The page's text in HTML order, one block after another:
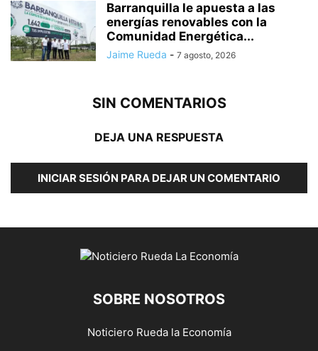
Barranquilla le apuesta a las
energías renovables con la
Comunidad Energética...
Jaime Rueda - 7 agosto, 2026
SIN COMENTARIOS
DEJA UNA RESPUESTA
INICIAR SESIÓN PARA DEJAR UN COMENTARIO
SOBRE NOSOTROS
Noticiero Rueda la Economía